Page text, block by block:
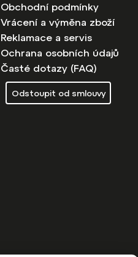
Obchodní podmínky
Vrácení a výměna zboží
Reklamace a servis
Ochrana osobních údajů
Časté dotazy (FAQ)
Odstoupit od smlouvy